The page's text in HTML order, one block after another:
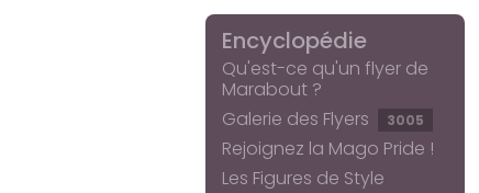
Encyclopédie
Qu'est-ce qu'un flyer de
Marabout ?
Galerie des Flyers
3005
Rejoignez la Mago Pride !
Les Figures de Style